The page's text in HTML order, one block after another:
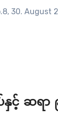
30. August
နှင့် ဆရ